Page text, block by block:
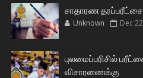
சாதாரண
Unknown Dec
புலமைப்பரிசில்
விசாரணைக்கு